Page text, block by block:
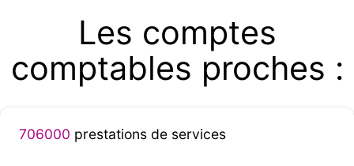
Les comptes
comptables proches :
706000 prestations de services